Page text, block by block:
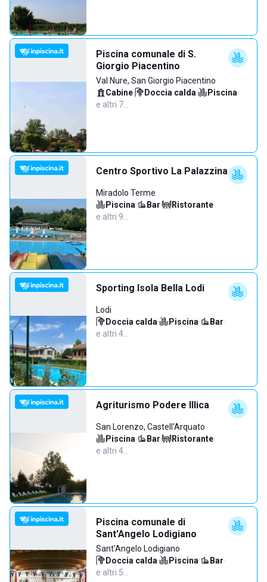
Piscina comunale di S.
Giorgio Piacentino
Val Nure, San Giorgio Piacentino
Cabine· Doccia calda· Piscina·
e altri 7…
Centro Sportivo La Palazzina
Miradolo Terme
Piscina· Bar· Ristorante·
e altri 9…
Sporting Isola Bella Lodi
Lodi
Doccia calda· Piscina· Bar·
e altri 4…
Agriturismo Podere Illica
San Lorenzo, Castell'Arquato
Piscina· Bar· Ristorante·
e altri 4…
Piscina comunale di
Sant'Angelo Lodigiano
Sant'Angelo Lodigiano
Doccia calda· Piscina· Bar·
e altri 5…